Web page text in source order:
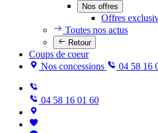
Nos offres
Offres
Toutes nos actus
Retour
Coups de coeur
Nos concessions
04 58 16
04 58 16 01 60